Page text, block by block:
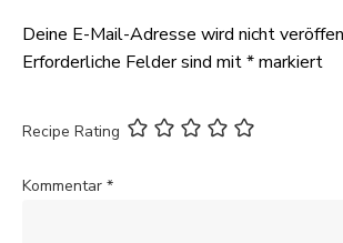
Deine E-Mail-Adresse wird nicht
Erforderliche Felder sind mit*markiert
Recipe Rating
Kommentar *